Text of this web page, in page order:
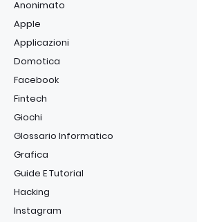
Anonimato
Apple
Applicazioni
Domotica
Facebook
Fintech
Giochi
Glossario Informatico
Grafica
Guide E Tutorial
Hacking
Instagram